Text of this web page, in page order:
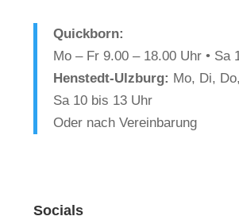
Quickborn:
Mo – Fr 9.00 – 18.00 Uhr • Sa
Henstedt-Ulzburg: Mo, Di,
Sa 10 bis 13 Uhr
Oder nach Vereinbarung
Socials